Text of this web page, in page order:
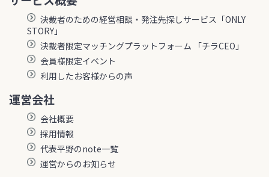
決裁者のための経営相談・発注先探しサービス「ONLY
STORY」
決裁者限定マッチングプラットフォーム 「チラCEO」
会員様限定イベント
利用したお客様からの声
運営会社
会社概要
採用情報
代表平野のnote一覧
運営からのお知らせ